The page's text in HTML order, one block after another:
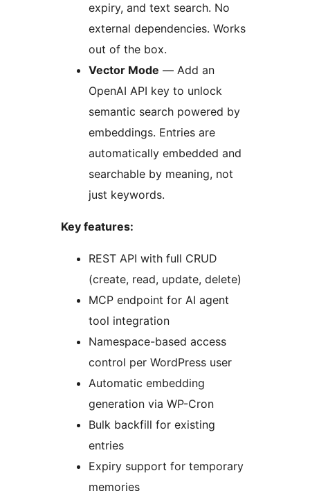
expiry, and text search. No
external dependencies. Works
out of the box.
Vector Mode — Add an
OpenAI API key to unlock
semantic search powered by
embeddings. Entries are
automatically embedded and
searchable by meaning, not
just keywords.
Key features:
REST API with full CRUD
(create, read, update, delete)
MCP endpoint for AI agent
tool integration
Namespace-based access
control per WordPress user
Automatic embedding
generation via WP-Cron
Bulk backfill for existing
entries
Expiry support for temporary
memories